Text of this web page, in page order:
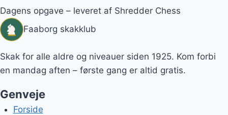
Dagens opgave – leveret af Shredder Chess
Faaborg skakklub
Skak for alle aldre og niveauer siden 1925. Kom forbi
en mandag aften – første gang er altid gratis.
Genveje
Forside